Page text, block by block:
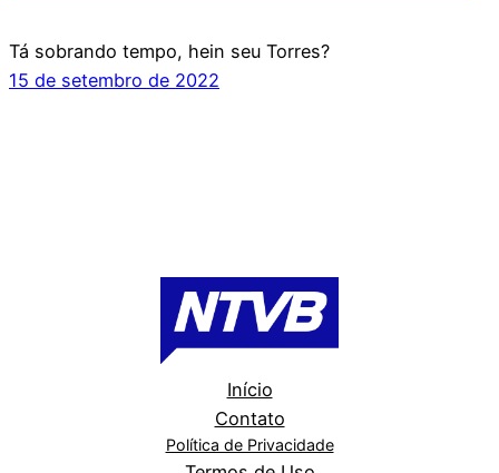
Tá sobrando tempo, hein seu Torres?
15 de setembro de 2022
Início
Contato
Política de Privacidade